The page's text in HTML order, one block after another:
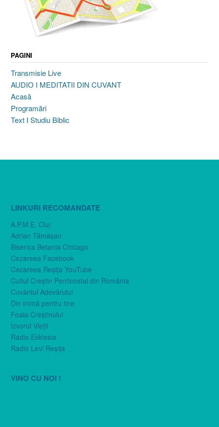
PAGINI
Transmisie Live
AUDIO I MEDITATII DIN CUVANT
Acasă
Programări
Text I Studiu Biblic
LINKURI RECOMANDATE
A.P.M.E. Cluj
Adrian Tămăşan
Biserica Betania Chicago
Cezareea Facebook
Cezareea Reşiţa YouTube
Cultul Creştin Penticostal din România
Cuvântul Adevărului
Din inimă pentru tine
Foaia Creştinului
Izvorul Vieţii
Radio Ekklesia
Radio Levi Reşiţa
VINO CU NOI !